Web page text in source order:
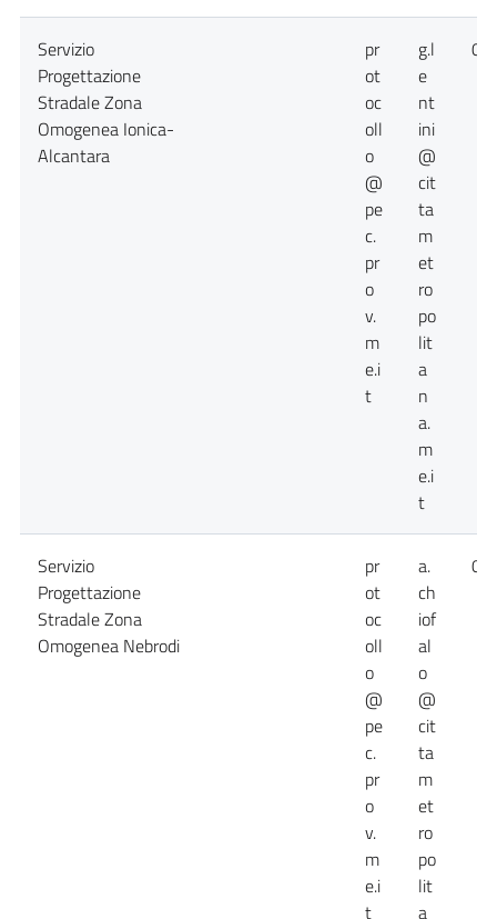
Servizio
Progettazione
Stradale Zona
Omogenea Ionica-
Alcantara
pr
ot
oc
oll
o
@
pe
c.
pr
o
v.
m
e.i
t
g.l
e
nt
ini
@
cit
ta
m
et
ro
po
lit
a
n
a.
m
e.i
t
Servizio
Progettazione
Stradale Zona
Omogenea Nebrodi
pr
ot
oc
oll
o
@
pe
c.
pr
o
v.
m
e.i
t
a.
ch
iof
al
o
@
cit
ta
m
et
ro
po
lit
a